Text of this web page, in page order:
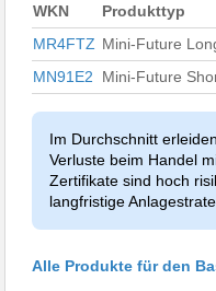
WKN Produkttyp
MR4FTZ Mini-Future
MN91E2
Mini-Future
Im Durchschnitt
Verluste beim Handel
Zertifikate sind hoch
langfristige
Alle Produkte für den